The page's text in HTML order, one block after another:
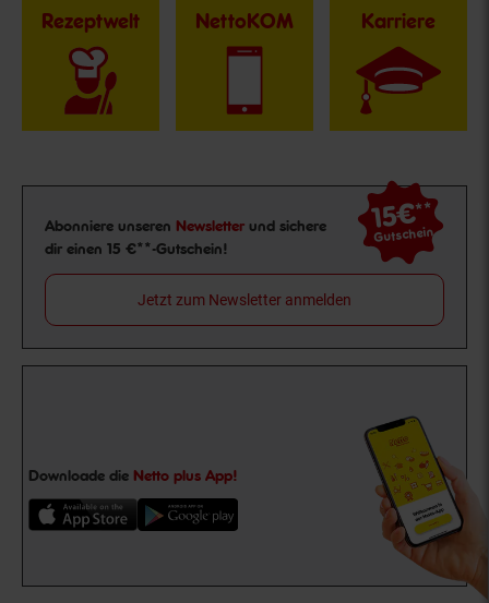
Rezeptwelt NettoKOM Karriere
Newsletter Anmeldung
Abonniere unseren Newsletter und sichere
dir einen 15 €**-Gutschein!
15€**
Gutschein
Jetzt zum Newsletter anmelden
Downloade die Netto plus App!